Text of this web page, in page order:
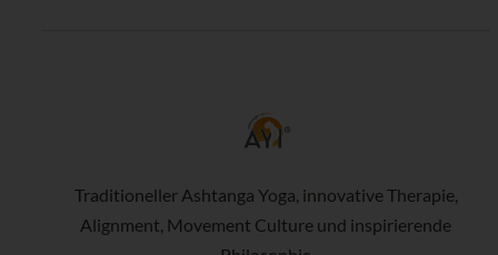
Traditioneller Ashtanga Yoga, innovative Therapie,
Alignment, Movement Culture und inspirierende